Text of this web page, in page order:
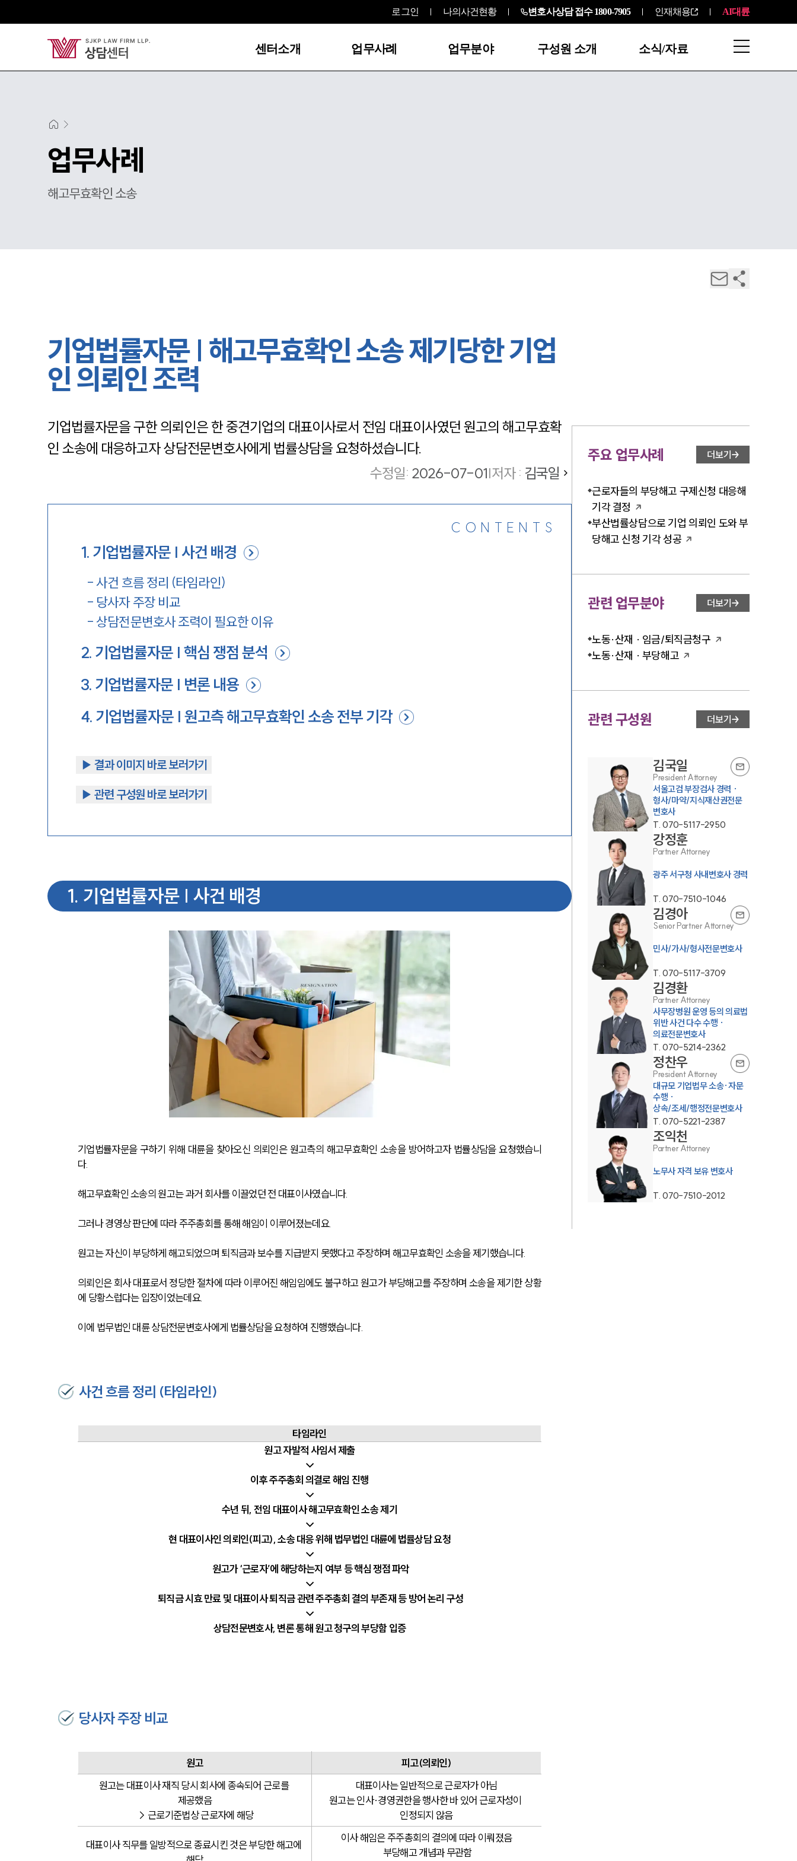
로그인 나의사건현황 변호사상담 접수 1800-7905 인재채용 AI대륜
센터소개 업무사례 업무분야 구성원 소개 소식/자료
센터소개
센터소개
대륜의 강점
오시는 길
글로벌 파트너 로펌
고객의 소리
통합검색
AI대륜
업무사례
업무사례
사례분석/최신동향
업무사례
해고무효확인 소송
기업법률자문 | 해고무효확인 소송 제기당한 기업
인 의뢰인 조력
기업법률자문을 구한 의뢰인은 한 중견기업의 대표이사로서 전임 대표이사였던 원고의 해고무효확
인 소송에 대응하고자 상담전문변호사에게 법률상담을 요청하셨습니다.
수정일: 2026-07-01|저자 : 김국일
CONTENTS
1. 기업법률자문 | 사건 배경
-사건 흐름 정리 (타임라인)
- 당사자 주장 비교
- 상담전문변호사 조력이 필요한 이유
2. 기업법률자문 | 핵심 쟁점 분석
3. 기업법률자문 | 변론 내용
4. 기업법률자문 | 원고측 해고무효확인 소송 전부 기각
▶︎ 결과 이미지 바로 보러가기
▶︎ 관련 구성원 바로 보러가기
1. 기업법률자문 | 사건 배경
기업법률자문을 구하기 위해 대륜을 찾아오신 의뢰인은 원고측의 해고무효확인 소송을 방어하고자 법률상담을 요청했습니
다.
해고무효확인 소송의 원고는 과거 회사를 이끌었던 전 대표이사였습니다.
그러나 경영상 판단에 따라 주주총회를 통해 해임이 이루어졌는데요.
원고는 자신이 부당하게 해고되었으며 퇴직금과 보수를 지급받지 못했다고 주장하며 해고무효확인 소송을 제기했습니다.
의뢰인은 회사 대표로서 정당한 절차에 따라 이루어진 해임임에도 불구하고 원고가 부당해고를 주장하며 소송을 제기한 상황
에 당황스럽다는 입장이었는데요.
이에 법무법인 대륜 상담전문변호사에게 법률상담을 요청하여 진행했습니다.
사건 흐름 정리 (타임라인)
타임라인
원고 자발적 사임서 제출
↓
이후 주주총회 의결로 해임 진행
↓
수년 뒤, 전임 대표이사 해고무효확인 소송 제기
↓
현 대표이사인 의뢰인(피고), 소송 대응 위해 법무법인 대륜에 법률상담 요청
↓
원고가 ‘근로자’에 해당하는지 여부 등 핵심 쟁점 파악
↓
퇴직금 시효 만료 및 대표이사 퇴직금 관련 주주총회 결의 부존재 등 방어 논리 구성
↓
상담전문변호사, 변론 통해 원고 청구의 부당함 입증
당사자 주장 비교
원고
피고(의뢰인)
원고는 대표이사 재직 당시 회사에 종속되어 근로를
제공했음
→ 근로기준법상 근로자에 해당
대표이사는 일반적으로 근로자가 아님
원고는 인사·경영권한을 행사한 바 있어 근로자성이
인정되지 않음
대표이사 직무를 일방적으로 종료시킨 것은 부당한 해고에
이사 해임은 주주총회의 결의에 따라 이뤄졌음
부당해고 개념과 무관함
주요 업무사례 더보기
근로자들의 부당해고 구제신청 대응해
기각 결정
부산법률상담으로 기업 의뢰인 도와 부
당해고 신청 기각 성공
관련 업무분야 더보기
노동·산재 · 임금/퇴직금청구
노동·산재 · 부당해고
관련 구성원 더보기
김국일
President Attorney
서울고검 부장검사 경력 ·
형사/마약/지식재산권전문
변호사
T.070-5117-2950
강정훈
Partner Attorney
광주 서구청 사내변호사 경력
T.070-7510-1046
김경아
Senior Partner Attorney
민사/가사/형사전문변호사
T.070-5117-3709
김경환
Partner Attorney
사무장병원 운영 등의 의료법
위반 사건 다수 수행 ·
의료전문변호사
T.070-5214-2362
정찬우
President Attorney
대규모 기업법무 소송·자문
수행 ·
상속/조세/행정전문변호사
T.070-5221-2387
조익천
Partner Attorney
노무사 자격 보유 변호사
T.070-7510-2012